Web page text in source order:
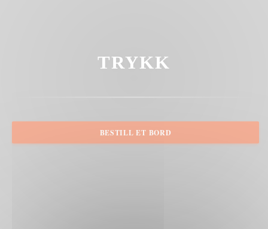
TRYKK
BESTILL ET BORD